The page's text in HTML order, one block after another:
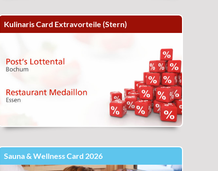
Kulinaris Card Extravorteile (Stern)
Sauna & Wellness Card 2026